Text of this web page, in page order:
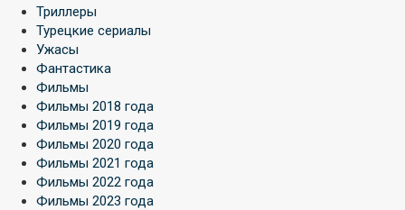
Триллеры
Турецкие сериалы
Ужасы
Фантастика
Фильмы
Фильмы 2018 года
Фильмы 2019 года
Фильмы 2020 года
Фильмы 2021 года
Фильмы 2022 года
Фильмы 2023 года